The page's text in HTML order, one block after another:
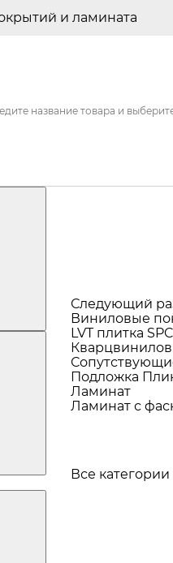
и ламината
Следующий
Виниловые
LVT плитка
Подложка
Ламинат
Ламинат с
Все катeгории